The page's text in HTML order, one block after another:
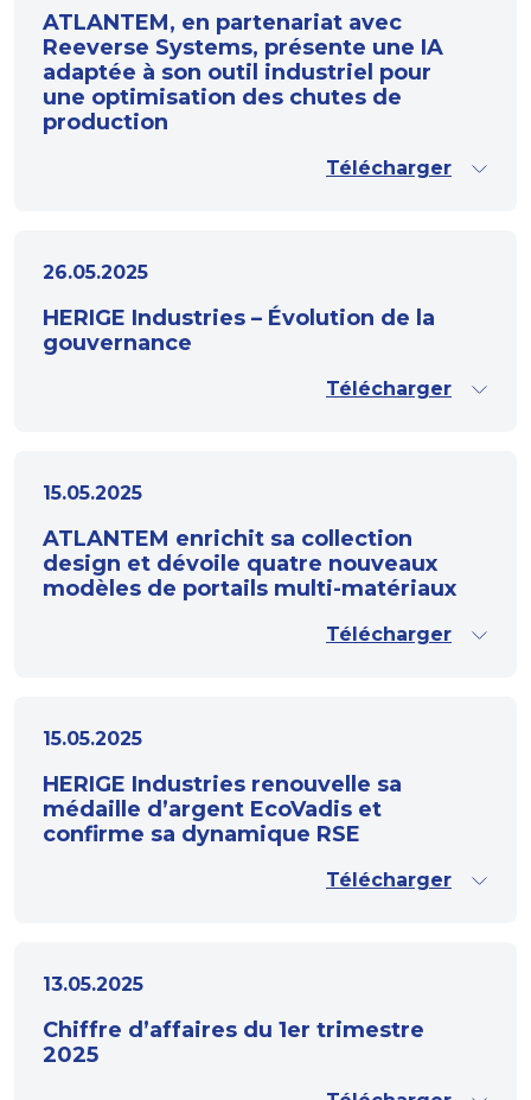
ATLANTEM, en partenariat avec
Reeverse Systems, présente une IA
adaptée à son outil industriel pour
une optimisation des chutes de
production
Télécharger
26.05.2025
HERIGE Industries – Évolution de la
gouvernance
Télécharger
15.05.2025
ATLANTEM enrichit sa collection
design et dévoile quatre nouveaux
modèles de portails multi-matériaux
Télécharger
15.05.2025
HERIGE Industries renouvelle sa
médaille d’argent EcoVadis et
confirme sa dynamique RSE
Télécharger
13.05.2025
Chiffre d’affaires du 1er trimestre
2025